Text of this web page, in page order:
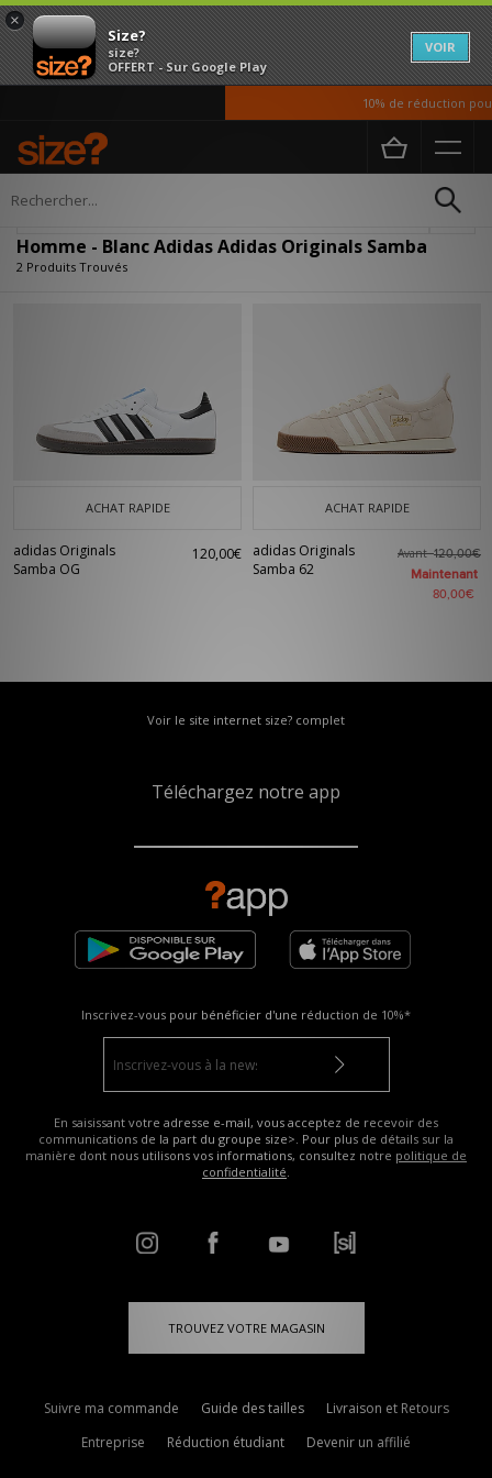
×
Size?
size?
OFFERT - Sur Google Play
VOIR
10% de réduction
Accueil Homme
Homme - Blanc Adidas Adidas Originals Samba
2 Produits Trouvés
ACHAT RAPIDE
adidas Originals
Samba OG
120,00€
ACHAT RAPIDE
adidas Originals
Samba 62
Avant120,00€
Maintenant
80,00€
Voir le site internet size? complet
Téléchargez notre app
Inscrivez-vous pour bénéficier d'une réduction de 10%*
En saisissant votre adresse e-mail, vous acceptez de recevoir des
communications de la part du groupe size>. Pour plus de détails sur la
manière dont nous utilisons vos informations, consultez notre politique de
confidentialité.
TROUVEZ VOTRE MAGASIN
Suivre ma commande Guide des tailles
Livraison et Retours
Entreprise
Réduction étudiant Devenir un affilié